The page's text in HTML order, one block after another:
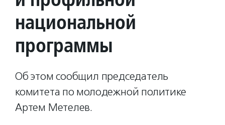
национальной
программы
Об этом сообщил председатель
комитета по молодежной политике
Артем Метелев.